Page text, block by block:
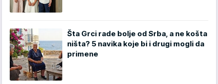
Šta Grci rade bolje od Srba, a ne košta
ništa? 5 navika koje bi i drugi mogli da
primene